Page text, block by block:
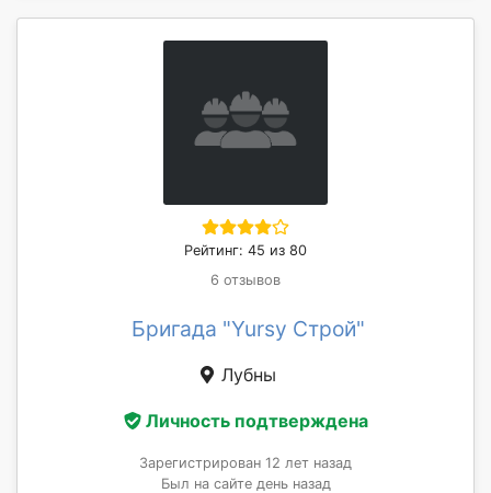
Рейтинг: 45 из 80
6 отзывов
Бригада "Yursy Строй"
Лубны
Личность подтверждена
Зарегистрирован 12 лет назад
Был на сайте день назад